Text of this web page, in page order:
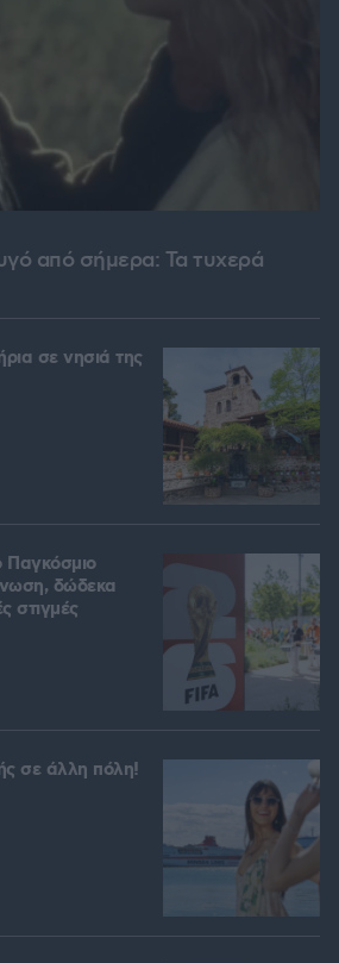
από σήμερα: Τα τυχερά
σε νησιά της
Παγκόσμιο
δώδεκα
στιγμές
σε άλλη πόλη!